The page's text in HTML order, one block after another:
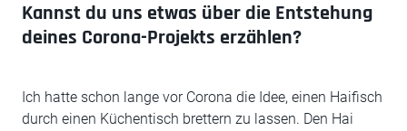
Kannst du uns etwas über die Entstehung
deines Corona-Projekts erzählen?
Ich hatte schon lange vor Corona die Idee, einen Haifisch
durch einen Küchentisch brettern zu lassen. Den Hai